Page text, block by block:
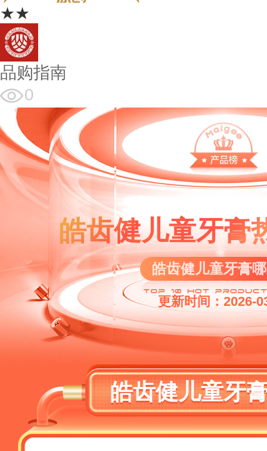
★★
品购指南
0
皓齿健儿童牙膏
皓齿健儿童牙膏
更新时间：2026-
皓齿健儿童牙